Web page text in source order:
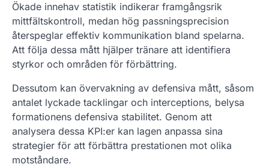
Ökade innehav statistik indikerar framgångsrik
mittfältskontroll, medan hög passningsprecision
återspeglar effektiv kommunikation bland spelarna.
Att följa dessa mått hjälper tränare att identifiera
styrkor och områden för förbättring.
Dessutom kan övervakning av defensiva mått, såsom
antalet lyckade tacklingar och interceptions, belysa
formationens defensiva stabilitet. Genom att
analysera dessa KPI:er kan lagen anpassa sina
strategier för att förbättra prestationen mot olika
motståndare.